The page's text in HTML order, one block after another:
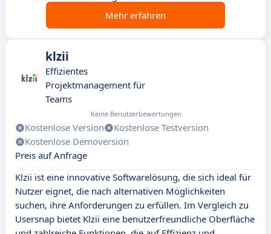
Mehr erfahren
klzii
Effizientes
Projektmanagement für
Teams
Keine Benutzerbewertungen
Kostenlose Version
Kostenlose Testversion
Kostenlose Demoversion
Preis auf Anfrage
Klzii ist eine innovative Softwarelösung, die sich ideal für
Nutzer eignet, die nach alternativen Möglichkeiten
suchen, ihre Anforderungen zu erfüllen. Im Vergleich zu
Usersnap bietet Klzii eine benutzerfreundliche Oberfläche